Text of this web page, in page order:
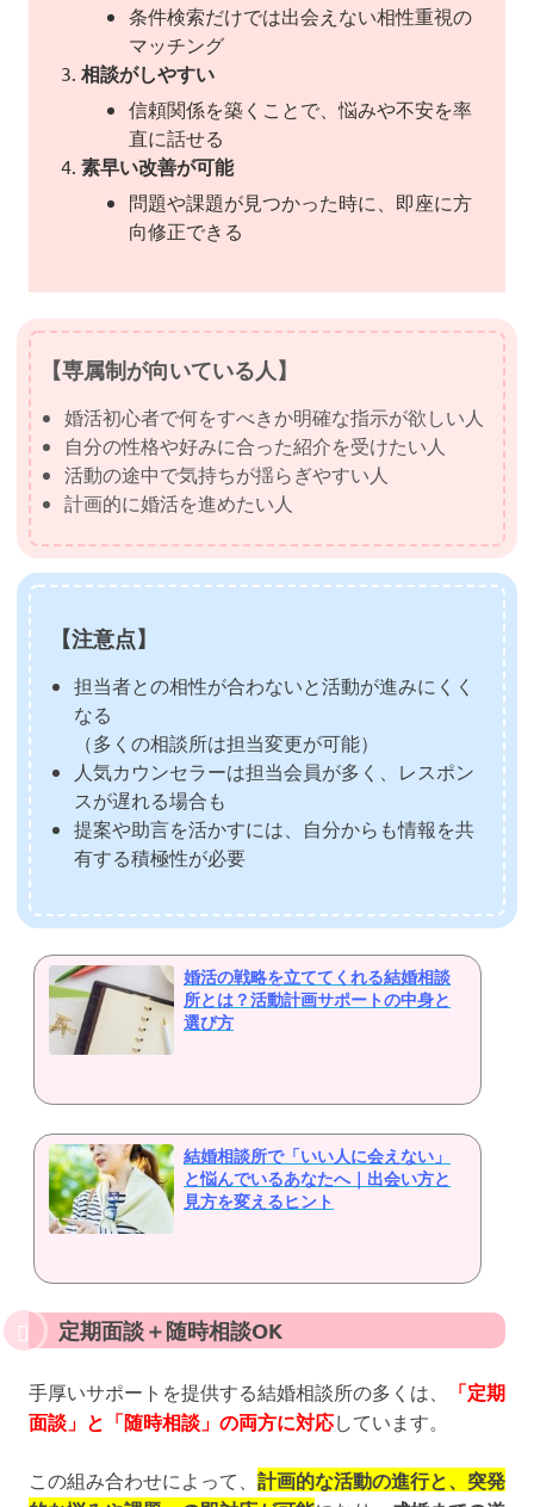
条件検索だけでは出会えない相性重視の
マッチング
相談がしやすい
信頼関係を築くことで、悩みや不安を率
直に話せる
素早い改善が可能
問題や課題が見つかった時に、即座に方
向修正できる
【専属制が向いている人】
婚活初心者で何をすべきか明確な指示が欲しい人
自分の性格や好みに合った紹介を受けたい人
活動の途中で気持ちが揺らぎやすい人
計画的に婚活を進めたい人
【注意点】
担当者との相性が合わないと活動が進みにくく
なる
（多くの相談所は担当変更が可能）
人気カウンセラーは担当会員が多く、レスポン
スが遅れる場合も
提案や助言を活かすには、自分からも情報を共
有する積極性が必要
婚活の戦略を立ててくれる結婚相談
所とは？活動計画サポートの中身と
選び方
結婚相談所で「いい人に会えない」
と悩んでいるあなたへ｜出会い方と
見方を変えるヒント
定期面談＋随時相談OK
手厚いサポートを提供する結婚相談所の多くは、
「定期
面談」と「随時相談」の両方に対応しています。
この組み合わせによって、 計画的な活動の進行と、突発